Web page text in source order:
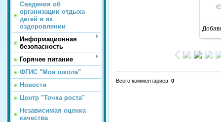
Сведения об
организации отдыха
детей и их
оздоровлении
Информационная
безопасность
Горячее питание
ФГИС "Моя школа"
Новости
Центр "Точка роста"
Независимая оценка
качества
Всего комментариев: 0